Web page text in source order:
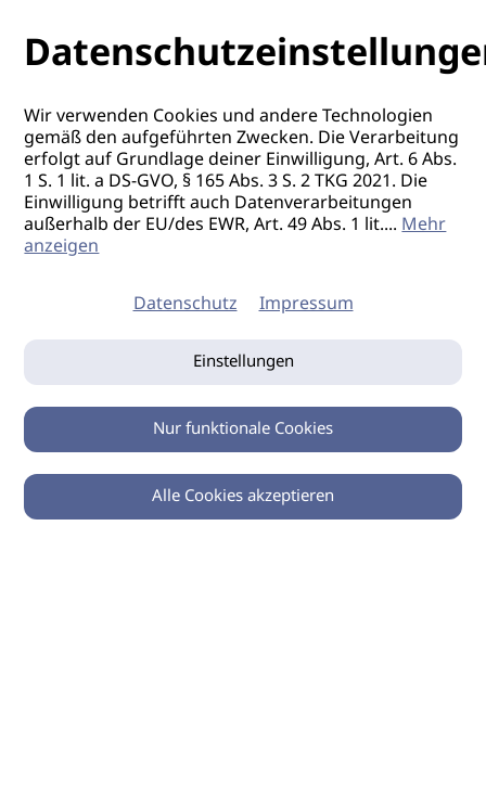
0
Wir verwenden Cookies und andere Technologien
gemäß den aufgeführten Zwecken. Die Verarbeitung
erfolgt auf Grundlage deiner Einwilligung, Art. 6 Abs.
1 S. 1 lit. a DS-GVO, § 165 Abs. 3 S. 2 TKG 2021. Die
Einwilligung betrifft auch Datenverarbeitungen
außerhalb der EU/des EWR, Art. 49 Abs. 1 lit....Mehr
anzeigen
Datenschutz Impressum
Einstellungen
Nur funktionale Cookies
Alle Cookies akzeptieren